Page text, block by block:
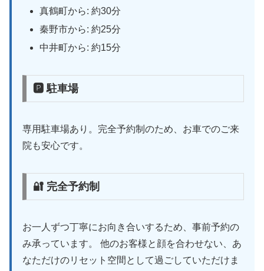
真鶴町から: 約30分
秦野市から: 約25分
中井町から: 約15分
🅿 駐車場
専用駐車場あり。完全予約制のため、お車でのご来
院も安心です。
🔐 完全予約制
お一人ずつ丁寧にお向き合いするため、事前予約の
み承っています。 他のお客様と顔を合わせない、あ
なただけのリセット空間として過ごしていただけま